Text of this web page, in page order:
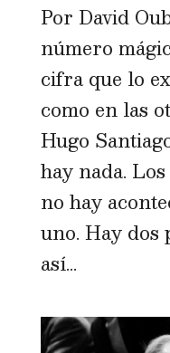
Por David
número
cifra que lo
como en las
Hugo
hay nada.
no hay
uno. Hay dos
así...